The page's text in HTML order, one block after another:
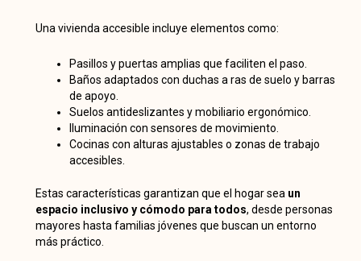
Una vivienda accesible incluye elementos como:
Pasillos y puertas amplias que faciliten el paso.
Baños adaptados con duchas a ras de suelo y barras
de apoyo.
Suelos antideslizantes y mobiliario ergonómico.
Iluminación con sensores de movimiento.
Cocinas con alturas ajustables o zonas de trabajo
accesibles.
Estas características garantizan que el hogar sea un
espacio inclusivo y cómodo para todos, desde personas
mayores hasta familias jóvenes que buscan un entorno
más práctico.